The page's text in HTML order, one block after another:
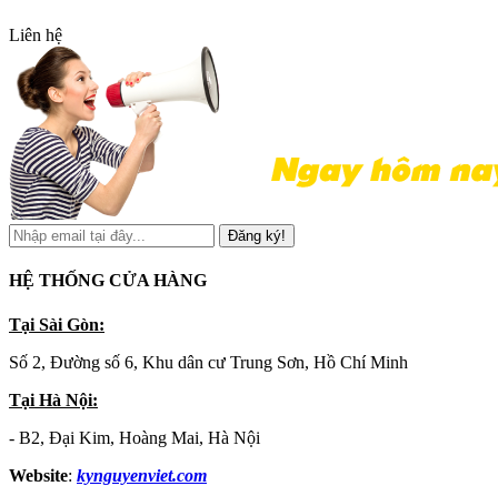
Liên hệ
Đăng ký!
HỆ THỐNG CỬA HÀNG
Tại Sài Gòn:
Số 2, Đường số 6, Khu dân cư Trung Sơn, Hồ Chí Minh
Tại Hà Nội:
- B2, Đại Kim, Hoàng Mai, Hà Nội
Website: kynguyenviet.com